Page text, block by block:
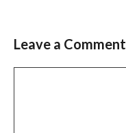
Leave a Comment